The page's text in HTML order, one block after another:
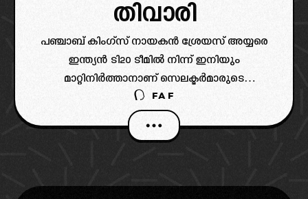
തിവാരി
പഞ്ചാബ് കിംഗ്‌സ് നായകൻ ശ്രേയസ് അയ്യരെ
ഇന്ത്യൻ ടി20 ടീമിൽ നിന്ന് ഇനിയും
മാറ്റിനിർത്താനാണ് സെലക്ടർമാരുടെ
തീരുമാനമെങ്കിൽ താൻ പരസ്യമായ
പ്രതിഷേധത്തിനും സമരത്തിനും ഇറങ്ങുമെന്ന്
മുൻ ഇന്ത്യൻ താരം മനോജ് തിവാരി (IPL 2026).
ഐപിഎൽ 2025 മുതൽ തകർപ്പൻ ഫോമിൽ
FAF